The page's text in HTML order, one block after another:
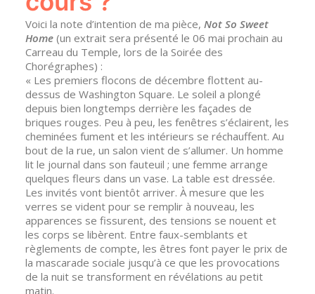
Voici la note d’intention de ma pièce, Not So Sweet
Home (un extrait sera présenté le 06 mai prochain au
Carreau du Temple, lors de la Soirée des
Chorégraphes) :
« Les premiers flocons de décembre flottent au-
dessus de Washington Square. Le soleil a plongé
depuis bien longtemps derrière les façades de
briques rouges. Peu à peu, les fenêtres s’éclairent, les
cheminées fument et les intérieurs se réchauffent. Au
bout de la rue, un salon vient de s’allumer. Un homme
lit le journal dans son fauteuil ; une femme arrange
quelques fleurs dans un vase. La table est dressée.
Les invités vont bientôt arriver. À mesure que les
verres se vident pour se remplir à nouveau, les
apparences se fissurent, des tensions se nouent et
les corps se libèrent. Entre faux-semblants et
règlements de compte, les êtres font payer le prix de
la mascarade sociale jusqu’à ce que les provocations
de la nuit se transforment en révélations au petit
matin.